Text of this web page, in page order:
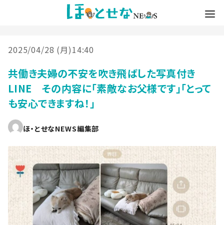
2025/04/28 (月)14:40
共働き夫婦の不安を吹き飛ばした写真付き
LINE その内容に「素敵なお父様です」「とって
も安心できますね！」
ほ・とせなNEWS編集部